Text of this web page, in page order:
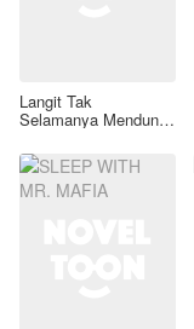
Langit Tak
Selamanya Mendung,